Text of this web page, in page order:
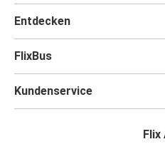
Entdecken
FlixBus
Kundenservice
Flix